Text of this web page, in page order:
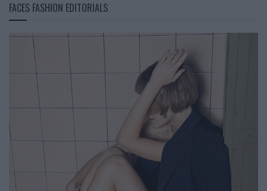
FACES FASHION EDITORIALS